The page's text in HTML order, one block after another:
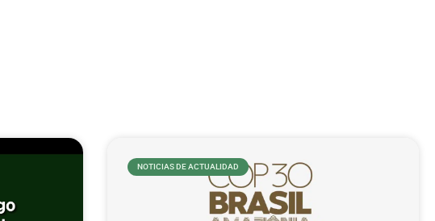
NOTICIAS DE ACTUALIDAD